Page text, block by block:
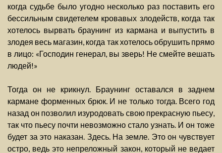
когда судьбе было угодно несколько раз поставить его
бессильным свидетелем кровавых злодейств, когда так
хотелось вырвать браунинг из кармана и выпустить в
злодея весь магазин, когда так хотелось обрушить прямо
в лицо: «Господин генерал, вы зверь! Не смейте вешать
людей!»
Тогда он не крикнул. Браунинг оставался в заднем
кармане форменных брюк. И не только тогда. Всего год
назад он позволил изуродовать свою прекрасную пьесу,
так что пьесу почти невозможно стало узнать. И он тоже
будет за это наказан. Здесь. На земле. Это он чувствует
остро, ведь это непреложный закон, который не ведает